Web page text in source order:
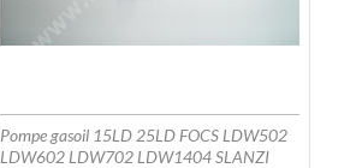
Pompe gasoil 15LD 25LD FOCS LDW502
LDW602 LDW702 LDW1404 SLANZI